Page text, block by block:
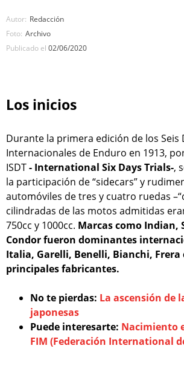
Autor: Redacción
Foto: Archivo
Publicado el 02/06/2020
Los inicios
Durante la primera edición de los Seis
Internacionales de Enduro en 1913,
ISDT- International Six Days Trials-,
la participación de “sidecars” y
automóviles de tres y cuatro ruedas
cilindradas de las motos admitidas
750cc y 1000cc. Marcas como Indian,
Condor fueron dominantes
Italia, Garelli, Benelli, Bianchi, Frera
principales fabricantes.
No te pierdas: La ascensión de
japonesas
Puede interesarte: Nacimiento
FIM (Federación International